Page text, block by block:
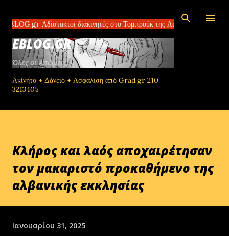
διακινητές στο Τομπρούκ της Λιβύης πλουτίζουν
EBLOG.GR
Όλες οι Απόψεις!
Ακίνητο + Δάνειο + Ασφάλιση από Grad.gr 210
3213405
Κλήρος και λαός αποχαιρέτησαν
τον μακαριστό προκαθήμενο της
αλβανικής εκκλησίας
Ιανουαρίου 31, 2025